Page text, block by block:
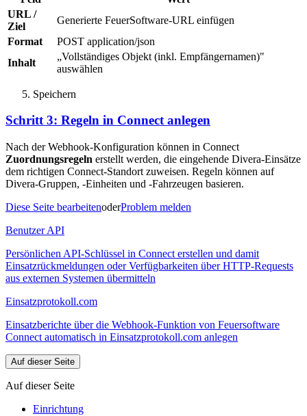
URL /
Ziel
Generierte FeuerSoftware-URL einfügen
Format
POST application/json
Inhalt
„Vollständiges Objekt (inkl. Empfängernamen)"
auswählen
Speichern
Schritt 3: Regeln in Connect anlegen
Nach der Webhook-Konfiguration können in Connect
Zuordnungsregeln erstellt werden, die eingehende Divera-Einsätze
dem richtigen Connect-Standort zuweisen. Regeln können auf
Divera-Gruppen, -Einheiten und -Fahrzeugen basieren.
Diese Seite bearbeitenoderProblem melden
Benutzer API
Persönlichen API-Schlüssel in Connect erstellen und damit
Einsatzrückmeldungen oder Verfügbarkeiten über HTTP-Requests
aus externen Systemen übermitteln
Einsatzprotokoll.com
Einsatzberichte über die Webhook-Funktion von Feuersoftware
Connect automatisch in Einsatzprotokoll.com anlegen
Auf dieser Seite
Auf dieser Seite
Einrichtung